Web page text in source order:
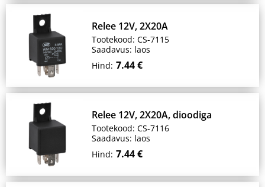
Relee 12V, 2X20A
Tootekood: CS-7115
Saadavus: laos
Hind: 7.44 €
Relee 12V, 2X20A, dioodiga
Tootekood: CS-7116
Saadavus: laos
Hind: 7.44 €